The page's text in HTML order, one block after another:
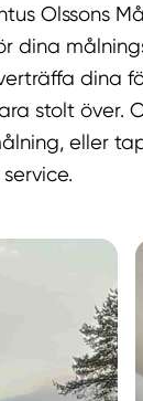
Olssons
dina
dina
stolt över.
eller